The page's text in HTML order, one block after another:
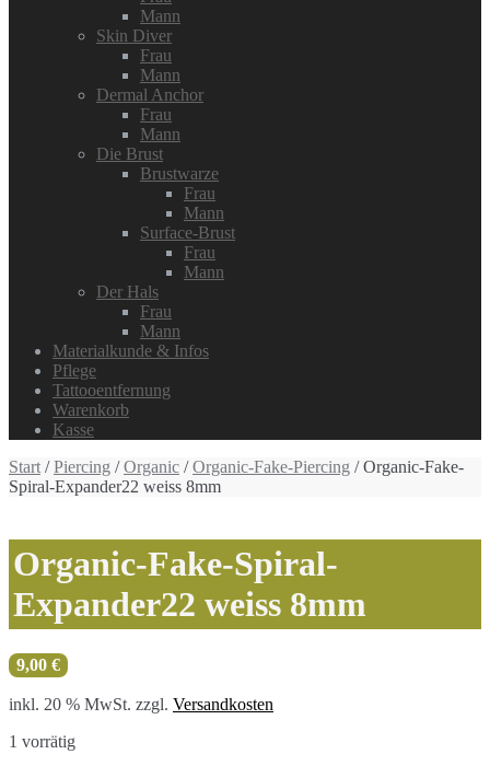
Mann
Skin Diver
Frau
Mann
Dermal Anchor
Frau
Mann
Die Brust
Brustwarze
Frau
Mann
Surface-Brust
Frau
Mann
Der Hals
Frau
Mann
Materialkunde & Infos
Pflege
Tattooentfernung
Warenkorb
Kasse
Start /Piercing /Organic /Organic-Fake-Piercing / Organic-Fake-
Spiral-Expander22 weiss 8mm
Organic-Fake-Spiral-
Expander22 weiss 8mm
9,00 €
inkl. 20 % MwSt. zzgl. Versandkosten
1 vorrätig